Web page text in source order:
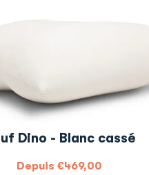
Dino - Blanc cassé
Depuis €469,00